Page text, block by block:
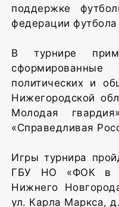
поддержке
федерации
В турнире
политических и
Нижегородской
Молодая
«Справедливая
Игры турнира
ГБУ НО «ФОК в
Нижнего
ул. Карла Маркса,